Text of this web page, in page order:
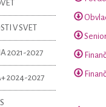
V SVET
2021-2027
2024-2027